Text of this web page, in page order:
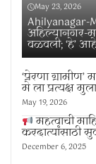
May 23, 2026
Ahilyanagar-
अहिल्यानगर-
वळवली; ‘हे’
‘प्रेरणा
मे ला प्रत्यक्ष
May 19, 2026
महत्वाची
करदात्यांसाठी
December 6, 2025